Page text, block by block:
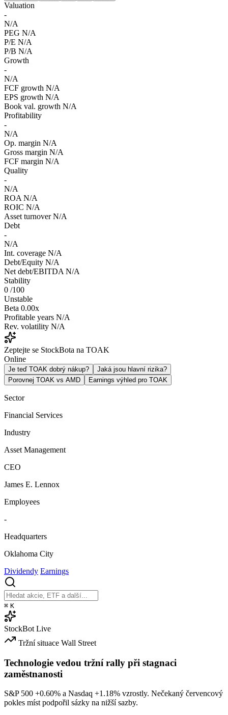
Valuation
-
N/A
PEG N/A
P/E N/A
P/B N/A
Growth
-
N/A
FCF growth N/A
EPS growth N/A
Book val. growth N/A
Profitability
-
N/A
Op. margin N/A
Gross margin N/A
FCF margin N/A
Quality
-
N/A
ROA N/A
ROIC N/A
Asset turnover N/A
Debt
-
N/A
Int. coverage N/A
Debt/Equity N/A
Net debt/EBITDA N/A
Stability
0 /100
Unstable
Beta 0.00x
Profitable years N/A
Rev. volatility N/A
Zeptejte se StockBota na TOAK
Online
Je teď TOAK dobrý nákup?
Jaká jsou hlavní rizika?
Porovnej TOAK vs AMD
Earnings výhled pro TOAK
Sector
Financial Services
Industry
Asset Management
CEO
James E. Lennox
Employees
-
Headquarters
Oklahoma City
Dividendy Earnings
⌘ K
StockBot Live
Tržní situace Wall Street
Technologie vedou tržní rally při stagnaci
zaměstnanosti
S&P 500 +0.60% a Nasdaq +1.18% vzrostly. Nečekaný červencový
pokles míst podpořil sázky na nižší sazby.